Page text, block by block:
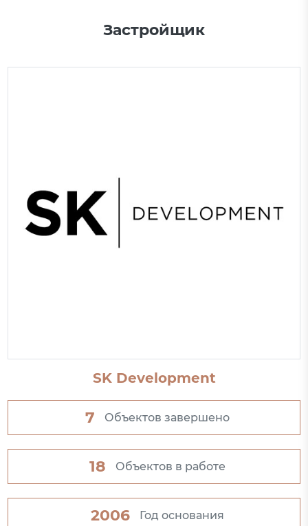
Застройщик
SK Development
7 Объектов завершено
18 Объектов в работе
2006 Год основания